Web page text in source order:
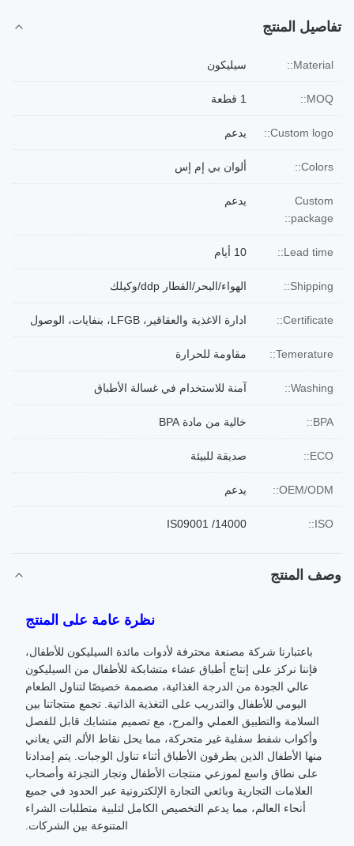
تفاصيل المنتج
Material:: سيليكون
MOQ:: 1 قطعة
Custom logo:: يدعم
Colors:: ألوان بي إم إس
Custom
package::
يدعم
Lead time:: 10 أيام
Shipping:: الهواء/البحر/القطار ddp/وكيلك
Certificate:: ادارة الاغذية والعقاقير، LFGB، بنفايات، الوصول
Temerature:: مقاومة للحرارة
Washing:: آمنة للاستخدام في غسالة الأطباق
BPA:: خالية من مادة BPA
ECO:: صديقة للبيئة
OEM/ODM:: يدعم
ISO::
IS09001 /14000
وصف المنتج
نظرة عامة على المنتج
باعتبارنا شركة مصنعة محترفة لأدوات مائدة السيليكون للأطفال،
فإننا نركز على إنتاج أطباق عشاء متشابكة للأطفال من السيليكون
عالي الجودة من الدرجة الغذائية، مصممة خصيصًا لتناول الطعام
اليومي للأطفال والتدريب على التغذية الذاتية. تجمع منتجاتنا بين
السلامة والتطبيق العملي والمرح، مع تصميم متشابك قابل للفصل
وأكواب شفط سفلية غير متحركة، مما يحل نقاط الألم التي يعاني
منها الأطفال الذين يطرقون الأطباق أثناء تناول الوجبات. يتم إمدادنا
على نطاق واسع لموزعي منتجات الأطفال وتجار التجزئة وأصحاب
العلامات التجارية وبائعي التجارة الإلكترونية عبر الحدود في جميع
أنحاء العالم، مما يدعم التخصيص الكامل لتلبية متطلبات الشراء
المتنوعة بين الشركات.